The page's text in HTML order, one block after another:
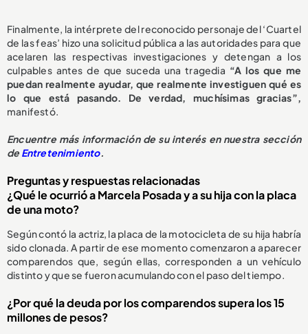
Finalmente, la intérprete del reconocido personaje del ‘Cuartel
de las feas’ hizo una solicitud pública a las autoridades para que
acelaren las respectivas investigaciones y detengan a los
culpables antes de que suceda una tragedia “A los que me
puedan realmente ayudar, que realmente investiguen qué es
lo que está pasando. De verdad, muchísimas gracias”,
manifestó.
Encuentre más información de su interés en nuestra sección
deEntretenimiento.
Preguntas y respuestas relacionadas
¿Qué le ocurrió a Marcela Posada y a su hija con la placa
de una moto?
Según contó la actriz, la placa de la motocicleta de su hija habría
sido clonada. A partir de ese momento comenzaron a aparecer
comparendos que, según ellas, corresponden a un vehículo
distinto y que se fueron acumulando con el paso del tiempo.
¿Por qué la deuda por los comparendos supera los 15
millones de pesos?